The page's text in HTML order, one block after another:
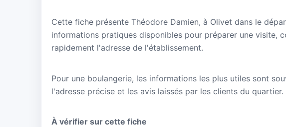
Cette fiche présente Théodore Damien, à Olivet dans le
informations pratiques disponibles pour préparer une visite,
rapidement l'adresse de l'établissement.
Pour une boulangerie, les informations les plus utiles sont
l'adresse précise et les avis laissés par les clients du quartier.
À vérifier sur cette fiche